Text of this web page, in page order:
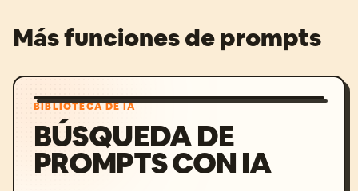
Más funciones de prompts
BIBLIOTECA DE IA
BÚSQUEDA DE
PROMPTS CON IA